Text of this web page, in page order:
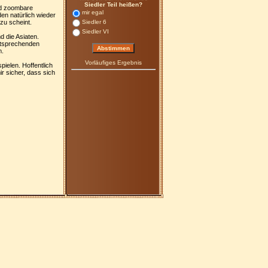
zoombare
natürlich wieder
scheint.
die Asiaten.
Hoffentlich
sicher, dass sich
Siedler Teil heißen?
mir egal
Siedler 6
Siedler VI
Vorläufiges Ergebnis